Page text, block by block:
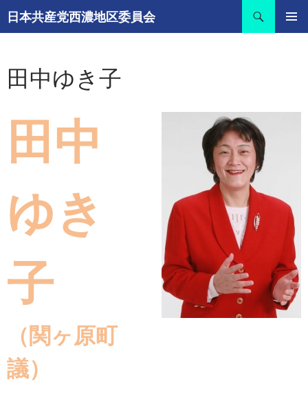
ン
ツ
へ
日本共産党西濃地区委員会
索
田中ゆき子
田中
ゆき
子
（関ヶ原町
議）